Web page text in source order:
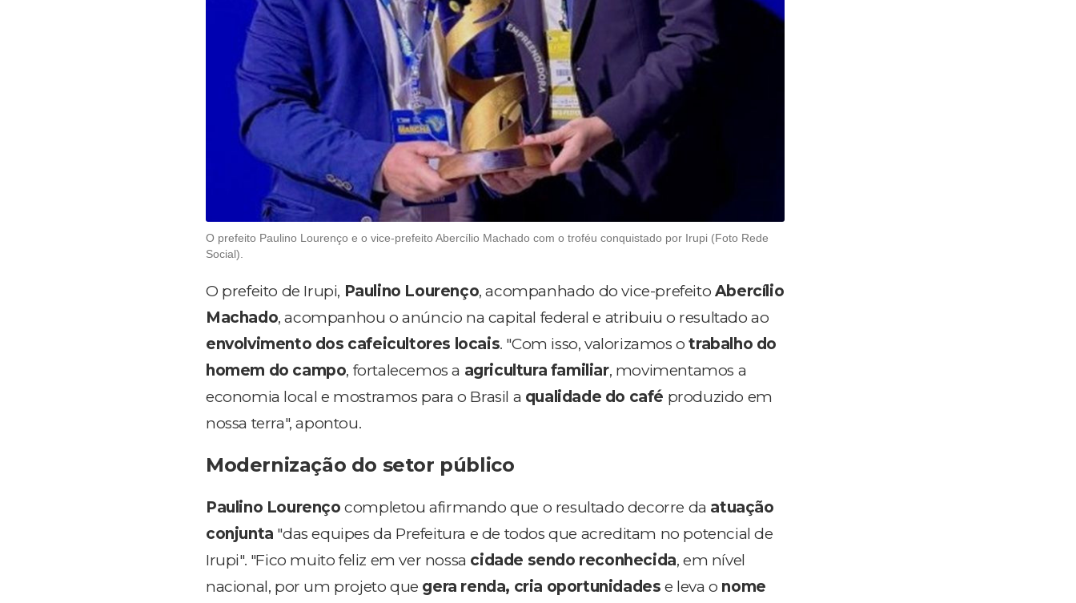
O prefeito Paulino Lourenço e o vice-prefeito Abercílio Machado com o troféu conquistado por Irupi (Foto Rede
Social).
O prefeito de Irupi, Paulino Lourenço, acompanhado do vice-prefeito Abercílio
Machado, acompanhou o anúncio na capital federal e atribuiu o resultado ao
envolvimento dos cafeicultores locais. "Com isso, valorizamos otrabalho do
homem do campo, fortalecemos a agricultura familiar, movimentamos a
economia local e mostramos para o Brasil a qualidade do café produzido em
nossa terra", apontou.
Modernização do setor público
Paulino Lourenço completou afirmando que o resultado decorre da atuação
conjunta "das equipes da Prefeitura e de todos que acreditam no potencial de
Irupi". "Fico muito feliz em ver nossa cidade sendo reconhecida, em nível
nacional, por um projeto que gera renda, cria oportunidades e leva o nome